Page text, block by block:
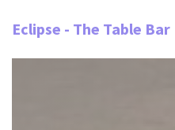
Eclipse - The Table Bar